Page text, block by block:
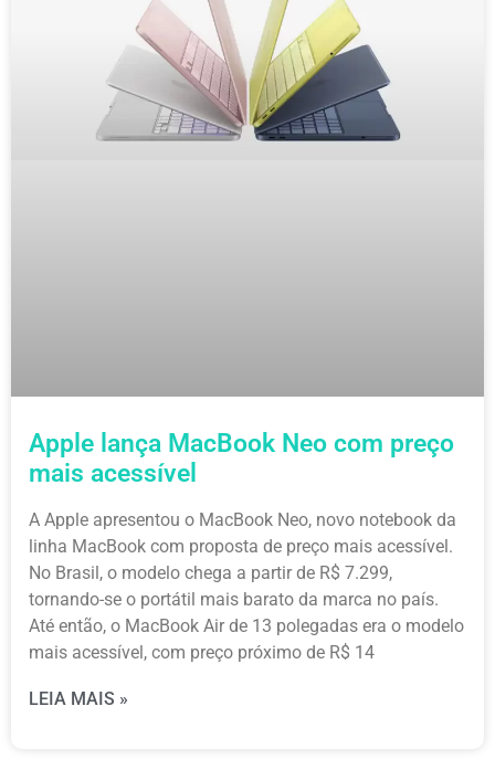
Apple lança MacBook Neo com preço
mais acessível
A Apple apresentou o MacBook Neo, novo notebook da
linha MacBook com proposta de preço mais acessível.
No Brasil, o modelo chega a partir de R$ 7.299,
tornando-se o portátil mais barato da marca no país.
Até então, o MacBook Air de 13 polegadas era o modelo
mais acessível, com preço próximo de R$ 14
LEIA MAIS »